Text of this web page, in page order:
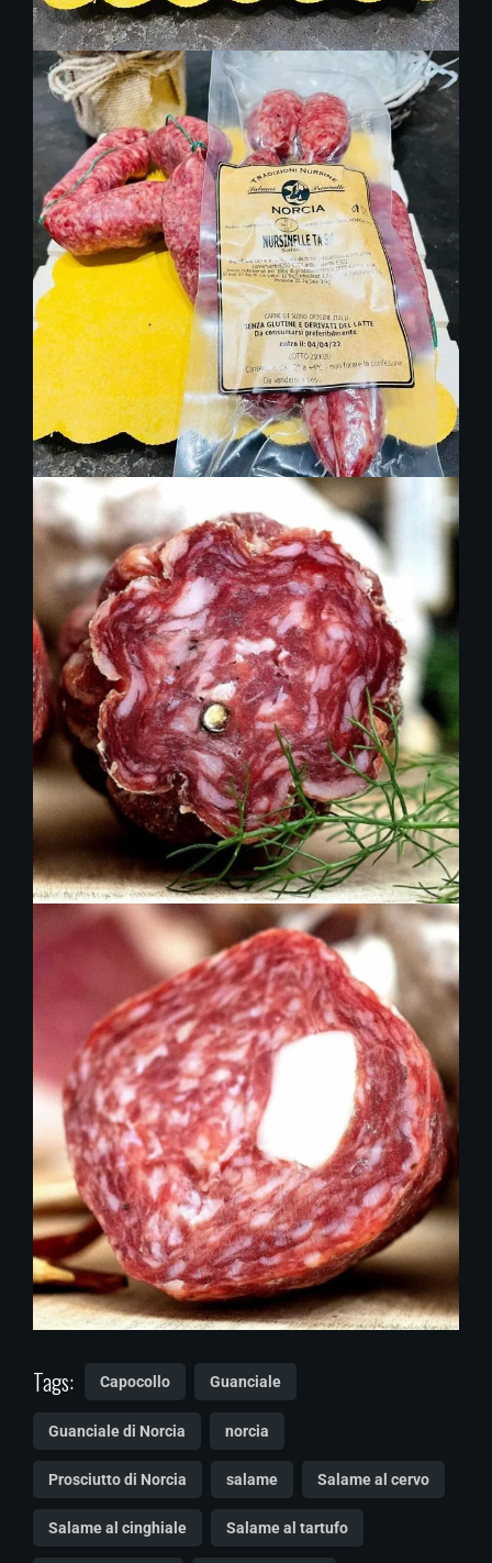
Tags: Capocollo Guanciale
Guanciale di Norcia norcia
Prosciutto di Norcia salame Salame al cervo
Salame al cinghiale Salame al tartufo